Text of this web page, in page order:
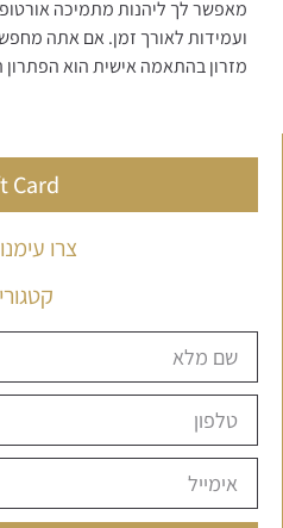
מאפשר לך ליהנות מתמיכה
ועמידות לאורך זמן. אם אתה
מזרון בהתאמה אישית הוא
Card
צרו